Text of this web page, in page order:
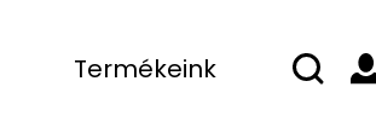
Termékeink